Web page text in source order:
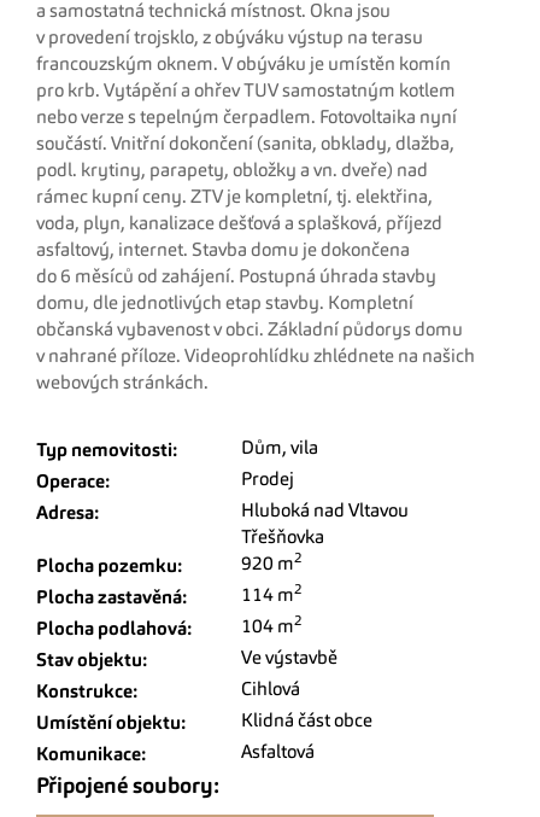
a samostatná technická místnost. Okna jsou
v provedení trojsklo, z obýváku výstup na terasu
francouzským oknem. V obýváku je umístěn komín
pro krb. Vytápění a ohřev TUV samostatným kotlem
nebo verze s tepelným čerpadlem. Fotovoltaika nyní
součástí. Vnitřní dokončení (sanita, obklady, dlažba,
podl. krytiny, parapety, obložky a vn. dveře) nad
rámec kupní ceny. ZTV je kompletní, tj. elektřina,
voda, plyn, kanalizace dešťová a splašková, příjezd
asfaltový, internet. Stavba domu je dokončena
do 6 měsíců od zahájení. Postupná úhrada stavby
domu, dle jednotlivých etap stavby. Kompletní
občanská vybavenost v obci. Základní půdorys domu
v nahrané příloze. Videoprohlídku zhlédnete na našich
webových stránkách.
Typ nemovitosti:
Dům, vila
Operace:
Prodej
Adresa:
Hluboká nad Vltavou
Třešňovka
Plocha pozemku:
920 m2
Plocha zastavěná: 114 m2
Plocha podlahová: 104 m2
Stav objektu:
Ve výstavbě
Konstrukce:
Cihlová
Umístění objektu:
Klidná část obce
Komunikace:
Asfaltová
Připojené soubory: